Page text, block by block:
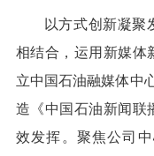
以方式创新凝聚
相结合，运用新媒体
立中国石油融媒体中
造《中国石油新闻联
效发挥。聚焦公司